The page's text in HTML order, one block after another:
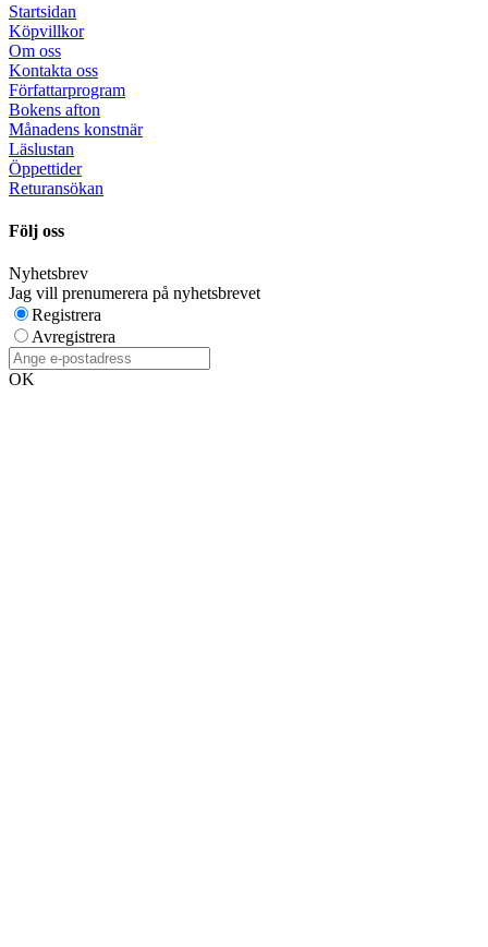
Startsidan
Köpvillkor
Om oss
Kontakta oss
Författarprogram
Bokens afton
Månadens konstnär
Läslustan
Öppettider
Returansökan
Följ oss
Nyhetsbrev
Jag vill prenumerera på nyhetsbrevet
Registrera
Avregistrera
OK